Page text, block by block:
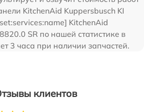
KitchenAid Kuppersbusch KI
KitchenAid
SR по нашей статистике в
3 часа при наличии запчастей.
клиентов